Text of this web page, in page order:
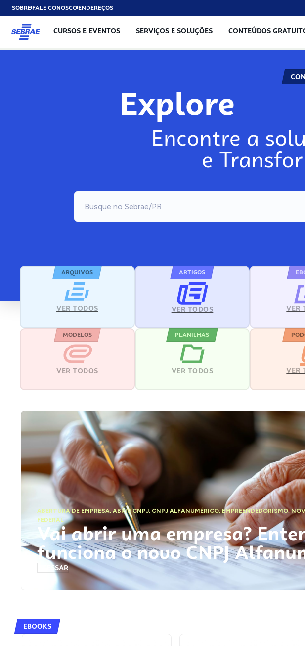
SOBREFALE CONOSCOENDEREÇOS
CURSOS E EVENTOS SERVIÇOS E SOLUÇÕES CONTEÚDOS
Explore
Encontre a
e
ARQUIVOS
VER TODOS
ARTIGOS
VER TODOS VER
MODELOS
VER TODOS
PLANILHAS
VER TODOS VER
ABERTURA DE EMPRESA,ABRIR CNPJ, CNPJ ALFANUMÉRICO, EMPREENDEDORISMO,
FEDERAL
Vai abrir uma empresa?
funciona o novo CNPJ
ACESSAR
EBOOKS